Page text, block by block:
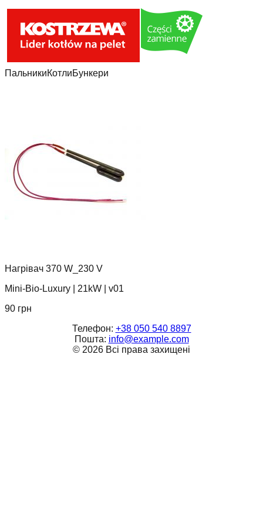
ПальникиКотлиБункери
Нагрівач 370 W_230 V
Mini-Bio-Luxury
21kW
v01
90 грн
Телефон: +38 050 540 8897
Пошта: info@example.com
© 2026 Всі права захищені